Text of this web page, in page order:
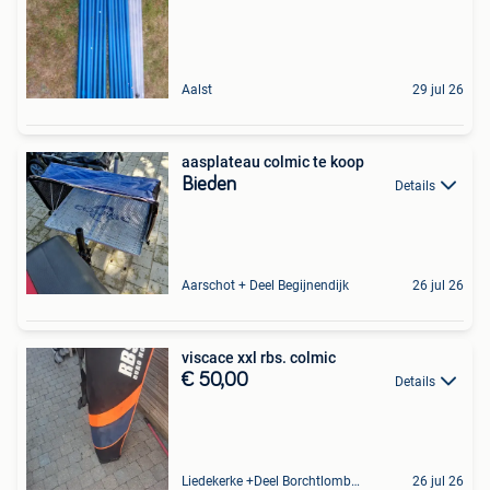
Aalst 29 jul 26
aasplateau colmic te koop
Bieden Details
Aarschot + Deel Begijnendijk 26 jul 26
viscace xxl rbs. colmic
€ 50,00 Details
Liedekerke +Deel Borchtlombeek 26 jul 26